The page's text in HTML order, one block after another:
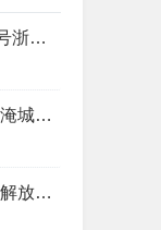
绍兴新昌沿江西路808号浙江几米物联科技有限公司市中心的创意园可以做培训生产50000㎡独门独院多层厂房出租
常州湖塘淹城中路湖塘淹城北路边1400平行车（）厂房出租：配套完善
绍兴诸暨店口镇杨梅桥解放路治衡烟酒旁店口解放路店口解放路带空地独立院子350㎡单层全新可分租（）厂房厂房出租